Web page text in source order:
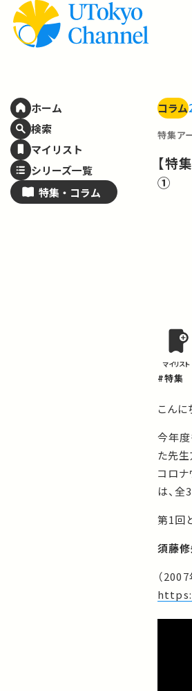
ホーム
検索
マイリスト
シリーズ一覧
特集・ コラム
コラム
特集ア
【特
①
マイリスト
#特集
こんに
今年度
た先生
コロナ
は、
第1回
須藤
（